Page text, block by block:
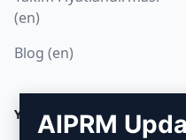
(en)
Blog (en)
YASALAIPRM